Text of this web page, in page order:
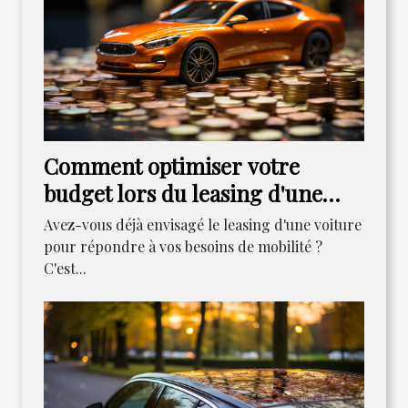
Comment optimiser votre
budget lors du leasing d'une
voiture
Avez-vous déjà envisagé le leasing d'une voiture
pour répondre à vos besoins de mobilité ?
C'est...